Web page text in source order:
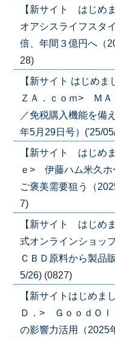
【新サイト はじ
オアシスライフスタ
倍、年間３億円へ（
28)
【新サイト はじめ
ＺＡ．ｃｏｍ> ＭＡ
／免税購入機能を備
年5月29日号）('25/
【新サイト はじめ
ｅ> 伊藤ハム米久ホ
ご褒美需要狙う（
7)
【新サイト はじめ
式オンラインショッ
ＣＢＤ原料から製品
5/26) (0827)
【新サイトはじめ
Ｄ．> ＧｏｏｄＯｌ
の影響力活用（2025